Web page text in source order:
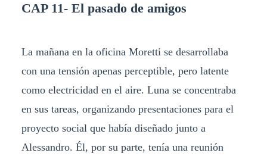
CAP 11- El pasado de amigos
La mañana en la oficina Moretti se desarrollaba
con una tensión apenas perceptible, pero latente
como electricidad en el aire. Luna se concentraba
en sus tareas, organizando presentaciones para el
proyecto social que había diseñado junto a
Alessandro. Él, por su parte, tenía una reunión